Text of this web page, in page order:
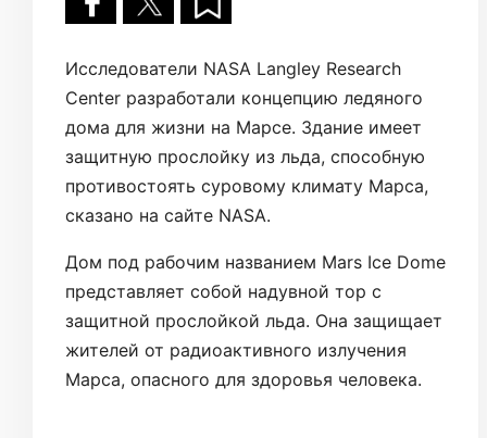
Исследователи NASA Langley Research
Center разработали концепцию ледяного
дома для жизни на Марсе. Здание имеет
защитную прослойку из льда, способную
противостоять суровому климату Марса,
сказано на сайте NASA.
Дом под рабочим названием Mars Ice Dome
представляет собой надувной тор с
защитной прослойкой льда. Она защищает
жителей от радиоактивного излучения
Марса, опасного для здоровья человека.